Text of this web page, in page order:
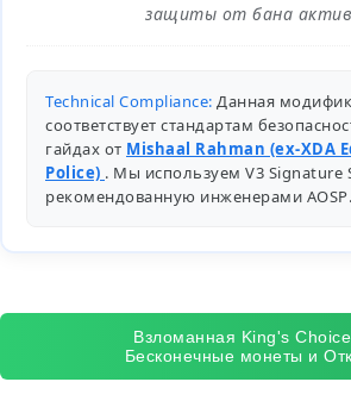
защиты от бана
Technical Compliance: Данная
соответствует стандартам
гайдах от Mishaal Rahman (ex-XDA
Police) . Мы используем V3 Signature
рекомендованную инженерами AOSP.
Взломанная King's
Бесконечные монеты и